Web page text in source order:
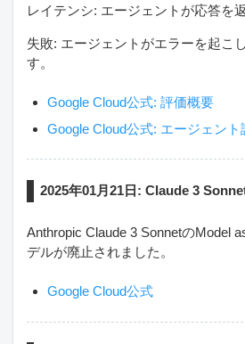
レイテンシ: エージェントが応答を
失敗: エージェントがエラーを起こ
す。
Google Cloud公式: 評価概要
Google Cloud公式: エージェント
2025年01月21日: Claude 3
Anthropic Claude 3 SonnetのModel
デルが廃止されました。
Google Cloud公式